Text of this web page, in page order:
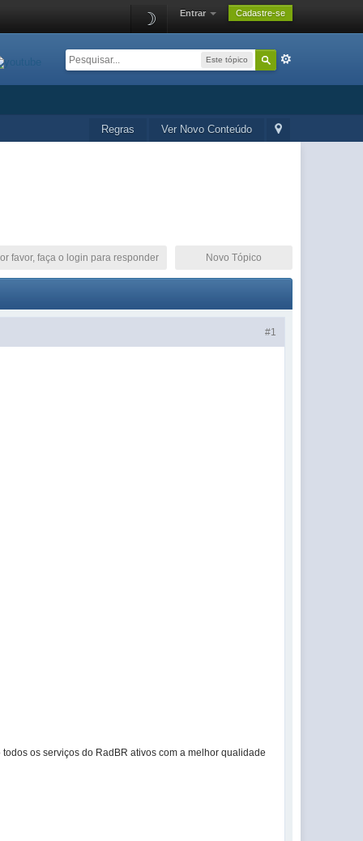
☽ Entrar Cadastre-se
Este tópico
Ver Novo Conteúdo
Regras
Novo Tópico
favor, faça o login para responder
#1
os serviços do RadBR ativos com a melhor qualidade